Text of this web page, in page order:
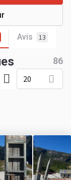
Avis 13
86
20